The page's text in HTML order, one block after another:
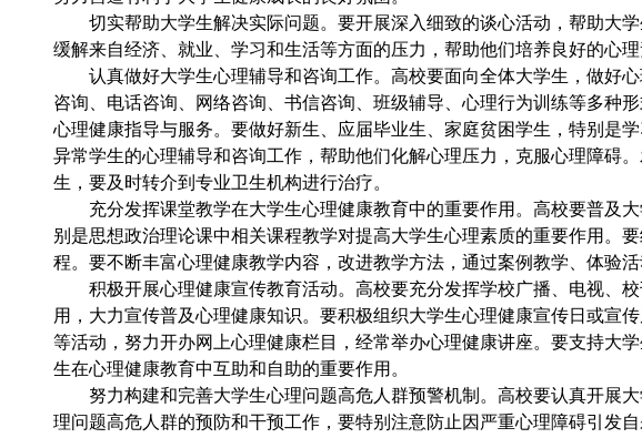
切实帮助大学生解决实际问题。要开展深入细致的谈心活动，帮助大学
缓解来自经济、就业、学习和生活等方面的压力，帮助他们培养良好的心理
认真做好大学生心理辅导和咨询工作。高校要面向全体大学生，做好心
咨询、电话咨询、网络咨询、书信咨询、班级辅导、心理行为训练等多种
心理健康指导与服务。要做好新生、应届毕业生、家庭贫困学生，特别是
异常学生的心理辅导和咨询工作，帮助他们化解心理压力，克服心理障碍
生，要及时转介到专业卫生机构进行治疗。
充分发挥课堂教学在大学生心理健康教育中的重要作用。高校要普及大
别是思想政治理论课中相关课程教学对提高大学生心理素质的重要作用。
程。要不断丰富心理健康教学内容，改进教学方法，通过案例教学、体验
积极开展心理健康宣传教育活动。高校要充分发挥学校广播、电视、校
用，大力宣传普及心理健康知识。要积极组织大学生心理健康宣传日或宣
等活动，努力开办网上心理健康栏目，经常举办心理健康讲座。要支持大
生在心理健康教育中互助和自助的重要作用。
努力构建和完善大学生心理问题高危人群预警机制。高校要认真开展大
理问题高危人群的预防和干预工作，要特别注意防止因严重心理障碍引发